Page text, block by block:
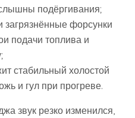
подёргивания;
загрязнённые форсунки
подачи топлива и
стабильный холостой
и гул при прогреве.
звук резко изменился,